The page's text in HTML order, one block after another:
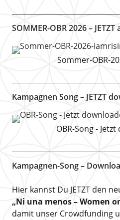
SOMMER-OBR 2026 –
Sommer-OBR-
Kampagnen Song – JETZT
OBR-Song -
Kampagnen-Song –
Hier kannst Du JETZT den
„Ni una menos – Women
damit unser Crowdfunding